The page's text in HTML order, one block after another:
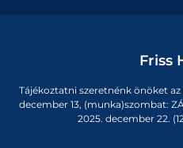
Friss
Tájékoztatni szeretnénk önöket
december 13, (munka)szombat:
2025. december 22.